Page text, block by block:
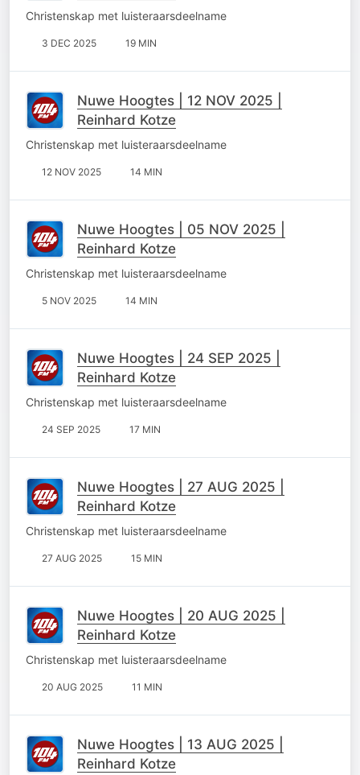
Christenskap met luisteraarsdeelname
3 DEC 2025 19 MIN
Nuwe Hoogtes | 12 NOV 2025 |
Reinhard Kotze
Christenskap met luisteraarsdeelname
12 NOV 2025 14 MIN
Nuwe Hoogtes | 05 NOV 2025 |
Reinhard Kotze
Christenskap met luisteraarsdeelname
5 NOV 2025 14 MIN
Nuwe Hoogtes | 24 SEP 2025 |
Reinhard Kotze
Christenskap met luisteraarsdeelname
24 SEP 2025 17 MIN
Nuwe Hoogtes | 27 AUG 2025 |
Reinhard Kotze
Christenskap met luisteraarsdeelname
27 AUG 2025 15 MIN
Nuwe Hoogtes | 20 AUG 2025 |
Reinhard Kotze
Christenskap met luisteraarsdeelname
20 AUG 2025 11 MIN
Nuwe Hoogtes | 13 AUG 2025 |
Reinhard Kotze